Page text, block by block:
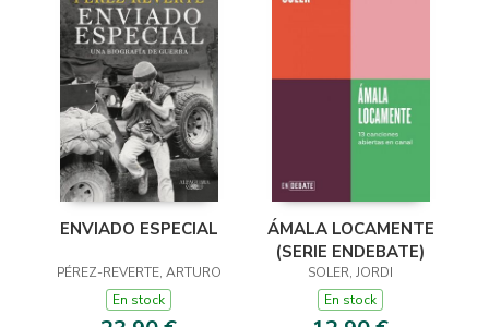
ENVIADO ESPECIAL
PÉREZ-REVERTE, ARTURO
En stock
ÁMALA LOCAMENTE
(SERIE ENDEBATE)
SOLER, JORDI
En stock